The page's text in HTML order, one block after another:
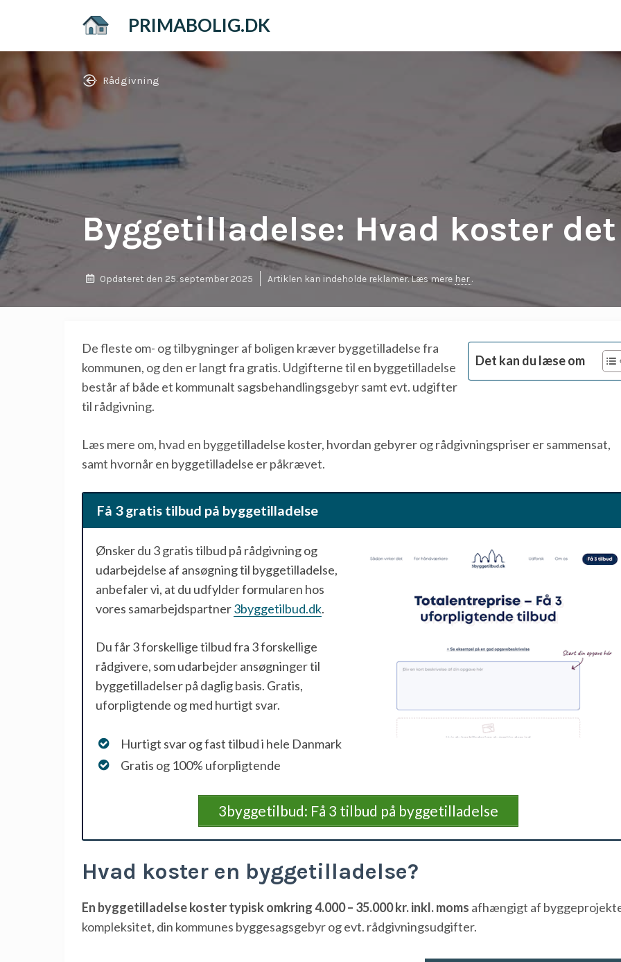
indhold
PRIMABOLIG.DK
Rådgivning
Byggetilladelse: Hvad koster
Opdateret den 25. september 2025 Artiklen kan indeholde reklamer. Læs mere her.
Det kan du læse om
De fleste om- og tilbygninger af boligen kræver byggetilladelse fra
kommunen, og den er langt fra gratis. Udgifterne til en byggetilladelse
består af både et kommunalt sagsbehandlingsgebyr samt evt. udgifter
til rådgivning.
Læs mere om, hvad en byggetilladelse koster, hvordan gebyrer og rådgivningspriser er sammensat,
samt hvornår en byggetilladelse er påkrævet.
Få 3 gratis tilbud på byggetilladelse
Ønsker du 3 gratis tilbud på rådgivning og
udarbejdelse af ansøgning til byggetilladelse,
anbefaler vi, at du udfylder formularen hos
vores samarbejdspartner3byggetilbud.dk.
Du får 3 forskellige tilbud fra 3 forskellige
rådgivere, som udarbejder ansøgninger til
byggetilladelser på daglig basis. Gratis,
uforpligtende og med hurtigt svar.
Hurtigt svar og fast tilbud i hele Danmark
Gratis og 100% uforpligtende
3byggetilbud: Få 3 tilbud på byggetilladelse
Hvad koster en byggetilladelse?
En byggetilladelse koster typisk omkring 4.000 – 35.000 kr. inkl. moms afhængigt af
kompleksitet, din kommunes byggesagsgebyr og evt. rådgivningsudgifter.